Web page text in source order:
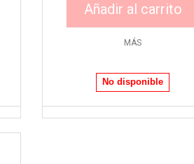
Añadir al carrito
MÁS
No disponible